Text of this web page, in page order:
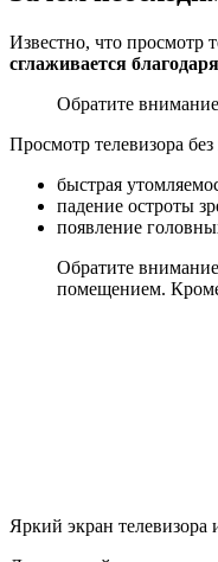
Известно, что просмотр
сглаживается
Обратите
Просмотр телевизора
быстрая
падение остроты
появление
Обратите
помещением. Кроме
Яркий экран телевизора